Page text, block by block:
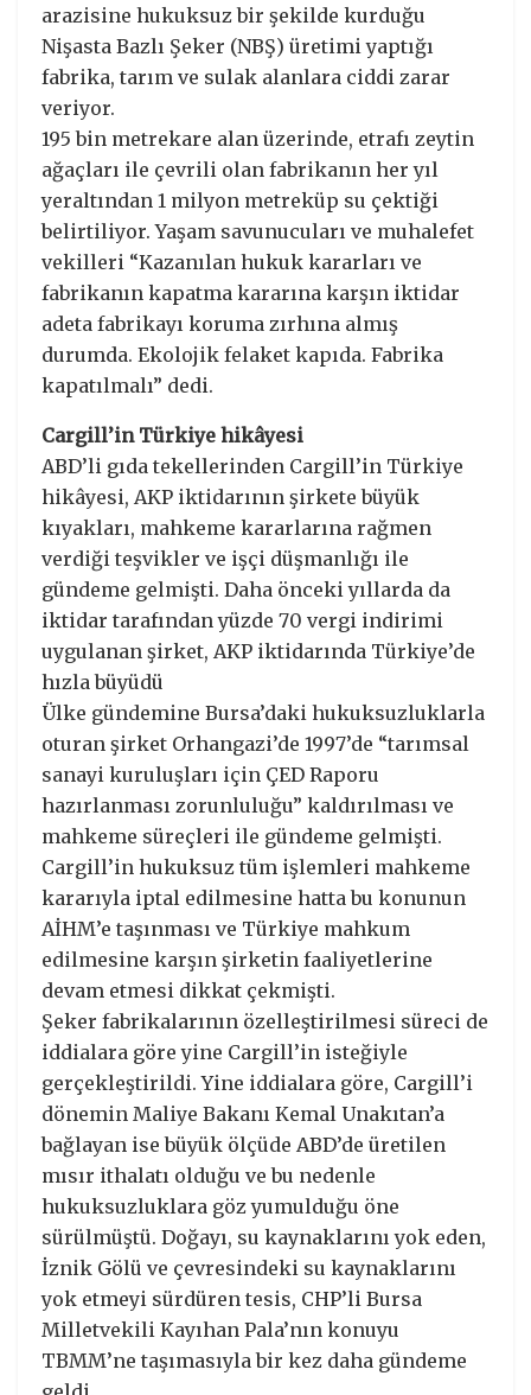
arazisine hukuksuz bir şekilde kurduğu
Nişasta Bazlı Şeker (NBŞ) üretimi yaptığı
fabrika, tarım ve sulak alanlara ciddi zarar
veriyor.
195 bin metrekare alan üzerinde, etrafı zeytin
ağaçları ile çevrili olan fabrikanın her yıl
yeraltından 1 milyon metreküp su çektiği
belirtiliyor. Yaşam savunucuları ve muhalefet
vekilleri “Kazanılan hukuk kararları ve
fabrikanın kapatma kararına karşın iktidar
adeta fabrikayı koruma zırhına almış
durumda. Ekolojik felaket kapıda. Fabrika
kapatılmalı” dedi.
Cargill’in Türkiye hikâyesi
ABD’li gıda tekellerinden Cargill’in Türkiye
hikâyesi, AKP iktidarının şirkete büyük
kıyakları, mahkeme kararlarına rağmen
verdiği teşvikler ve işçi düşmanlığı ile
gündeme gelmişti. Daha önceki yıllarda da
iktidar tarafından yüzde 70 vergi indirimi
uygulanan şirket, AKP iktidarında Türkiye’de
hızla büyüdü
Ülke gündemine Bursa’daki hukuksuzluklarla
oturan şirket Orhangazi’de 1997’de “tarımsal
sanayi kuruluşları için ÇED Raporu
hazırlanması zorunluluğu” kaldırılması ve
mahkeme süreçleri ile gündeme gelmişti.
Cargill’in hukuksuz tüm işlemleri mahkeme
kararıyla iptal edilmesine hatta bu konunun
AİHM’e taşınması ve Türkiye mahkum
edilmesine karşın şirketin faaliyetlerine
devam etmesi dikkat çekmişti.
Şeker fabrikalarının özelleştirilmesi süreci de
iddialara göre yine Cargill’in isteğiyle
gerçekleştirildi. Yine iddialara göre, Cargill’i
dönemin Maliye Bakanı Kemal Unakıtan’a
bağlayan ise büyük ölçüde ABD’de üretilen
mısır ithalatı olduğu ve bu nedenle
hukuksuzluklara göz yumulduğu öne
sürülmüştü. Doğayı, su kaynaklarını yok eden,
İznik Gölü ve çevresindeki su kaynaklarını
yok etmeyi sürdüren tesis, CHP’li Bursa
Milletvekili Kayıhan Pala’nın konuyu
TBMM’ne taşımasıyla bir kez daha gündeme